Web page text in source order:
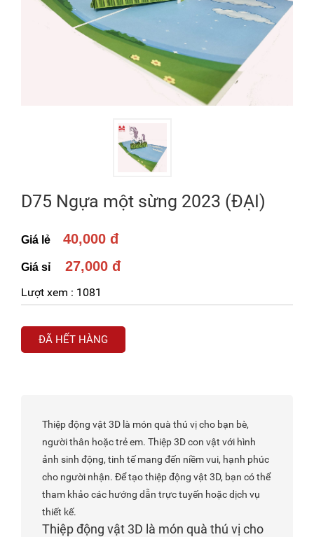
D75 Ngựa một sừng 2023 (ĐẠI)
Giá lẻ 40,000 đ
Giá sỉ 27,000 đ
Lượt xem : 1081
ĐÃ HẾT HÀNG
Thiệp động vật 3D là món quà thú vị cho bạn bè,
người thân hoặc trẻ em. Thiệp 3D con vật với hình
ảnh sinh động, tinh tế mang đến niềm vui, hạnh phúc
cho người nhận. Để tạo thiệp động vật 3D, bạn có thể
tham khảo các hướng dẫn trực tuyến hoặc dịch vụ
thiết kế.
Thiệp động vật 3D là món quà thú vị cho